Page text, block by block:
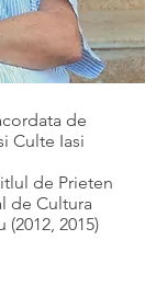
de
Culte Iasi
de Prieten
de Cultura
2015)